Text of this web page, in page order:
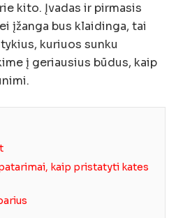
kito. Įvadas ir pirmasis
įžanga bus klaidinga, tai
kuriuos sunku
į geriausius būdus, kaip
kaip pristatyti kates